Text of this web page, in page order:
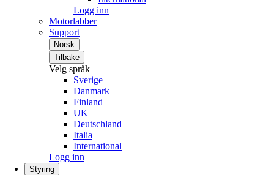
Logg inn
Motorlabber
Support
Norsk
Tilbake
Velg språk
Sverige
Danmark
Finland
UK
Deutschland
Italia
International
Logg inn
Styring